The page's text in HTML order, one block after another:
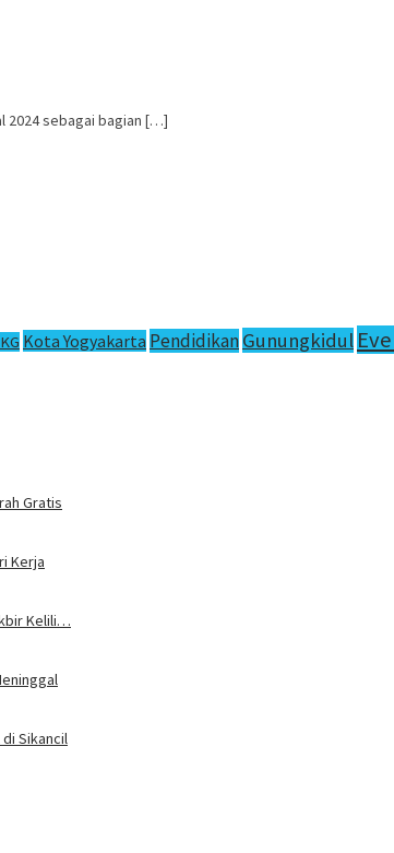
2024 sebagai bagian […]
Kota Yogyakarta PendidikanGunungkidul
Gratis
Kerja
Kelili…
Sikancil